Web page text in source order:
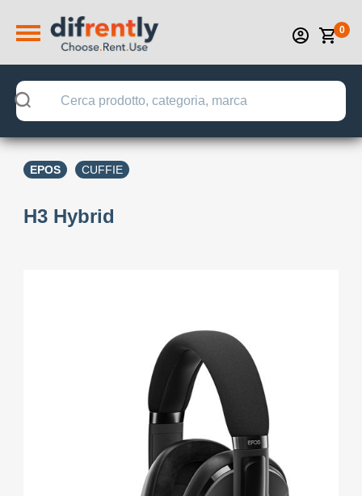
0
EPOS CUFFIE
H3 Hybrid